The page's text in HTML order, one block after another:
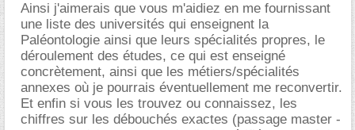
Ainsi j'aimerais que vous m'aidiez en me fournissant
une liste des universités qui enseignent la
Paléontologie ainsi que leurs spécialités propres, le
déroulement des études, ce qui est enseigné
concrètement, ainsi que les métiers/spécialités
annexes où je pourrais éventuellement me reconvertir.
Et enfin si vous les trouvez ou connaissez, les
chiffres sur les débouchés exactes (passage master -